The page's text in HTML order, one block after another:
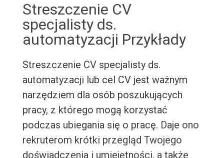
Streszczenie CV
specjalisty ds.
automatyzacji Przykłady
Streszczenie CV specjalisty ds.
automatyzacji lub cel CV jest ważnym
narzędziem dla osób poszukujących
pracy, z którego mogą korzystać
podczas ubiegania się o pracę. Daje ono
rekruterom krótki przegląd Twojego
doświadczenia i umiejętności, a także